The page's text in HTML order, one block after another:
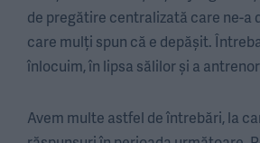
de pregătire centralizată care ne-a
care mulți spun că e depășit.
înlocuim, în lipsa sălilor și a
Avem multe astfel de întrebări, la